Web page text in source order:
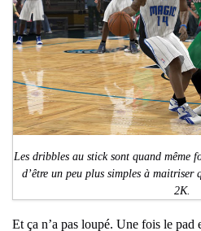
Les dribbles au stick sont quand même
d’être un peu plus simples à maitriser
2K.
Et ça n’a pas loupé. Une fois le pad